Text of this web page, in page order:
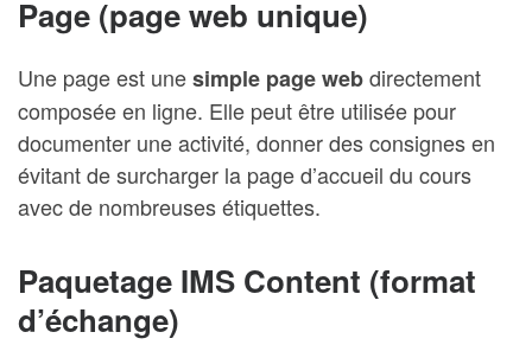
Page (page web unique)
Une page est unesimple page webdirectement
composée en ligne. Elle peut être utilisée pour
documenter une activité, donner des consignes en
évitant de surcharger la page d’accueil du cours
avec de nombreuses étiquettes.
Paquetage IMS Content (format
d’échange)